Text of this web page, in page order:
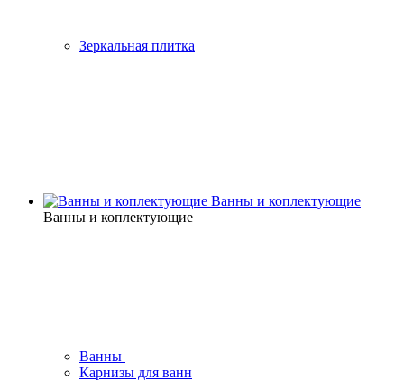
Зеркальная плитка
Ванны и коплектующие
Ванны и коплектующие
Ванны
Карнизы для ванн